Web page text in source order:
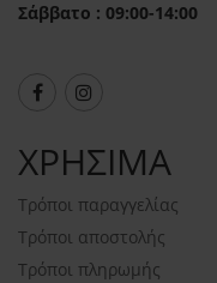
Σάββατο : 09:00-14:00
ΧΡΗΣΙΜΑ
Τρόποι παραγγελίας
Τρόποι αποστολής
Τρόποι πληρωμής